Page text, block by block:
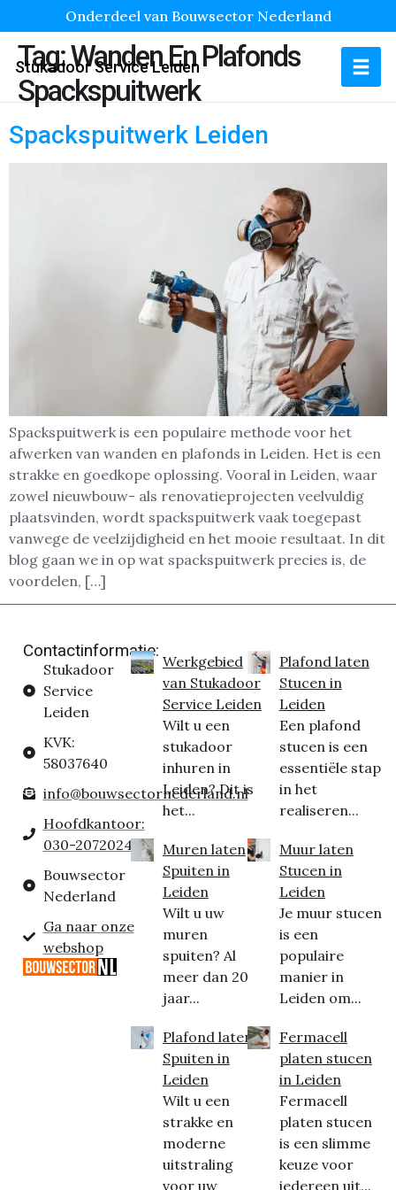
Onderdeel van Bouwsector Nederland
Stukadoor Service Leiden
Tag:Wanden En Plafonds
Spackspuitwerk
Spackspuitwerk Leiden
Spackspuitwerk is een populaire methode voor het
afwerken van wanden en plafonds in Leiden. Het is een
strakke en goedkope oplossing. Vooral in Leiden, waar
zowel nieuwbouw- als renovatieprojecten veelvuldig
plaatsvinden, wordt spackspuitwerk vaak toegepast
vanwege de veelzijdigheid en het mooie resultaat. In dit
blog gaan we in op wat spackspuitwerk precies is, de
voordelen, […]
Contactinformatie:
Stukadoor
Service
Leiden
KVK:
58037640
info@bouwsectornederland.nl
Hoofdkantoor:
030-2072024
Bouwsector
Nederland
Ga naar onze
webshop
Werkgebied
van Stukadoor
Service Leiden
Wilt u een
stukadoor
inhuren in
Leiden? Dit is
het...
Muren laten
Spuiten in
Leiden
Wilt u uw
muren
spuiten? Al
meer dan 20
jaar...
Plafond laten
Spuiten in
Leiden
Wilt u een
strakke en
moderne
uitstraling
voor uw
Plafond laten
Stucen in
Leiden
Een plafond
stucen is een
essentiële stap
in het
realiseren...
Muur laten
Stucen in
Leiden
Je muur stucen
is een
populaire
manier in
Leiden om...
Fermacell
platen stucen
in Leiden
Fermacell
platen stucen
is een slimme
keuze voor
iedereen uit...